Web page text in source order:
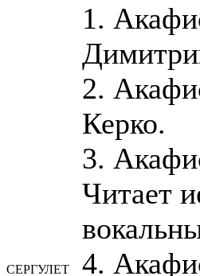
СЕРГУЛЕТ
1.
2.
Керко.
3.
Читает
4.